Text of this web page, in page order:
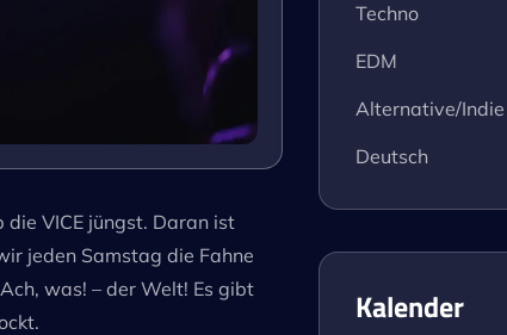
die VICE jüngst. Daran ist
jeden Samstag die Fahne
was! – der Welt! Es gibt
Techno
EDM
Alternative/Indie
Deutsch
Kalender